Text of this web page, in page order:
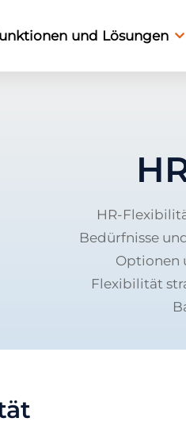
und Lösungen
HR-
Bedürfnisse
Optionen
Flexibilität